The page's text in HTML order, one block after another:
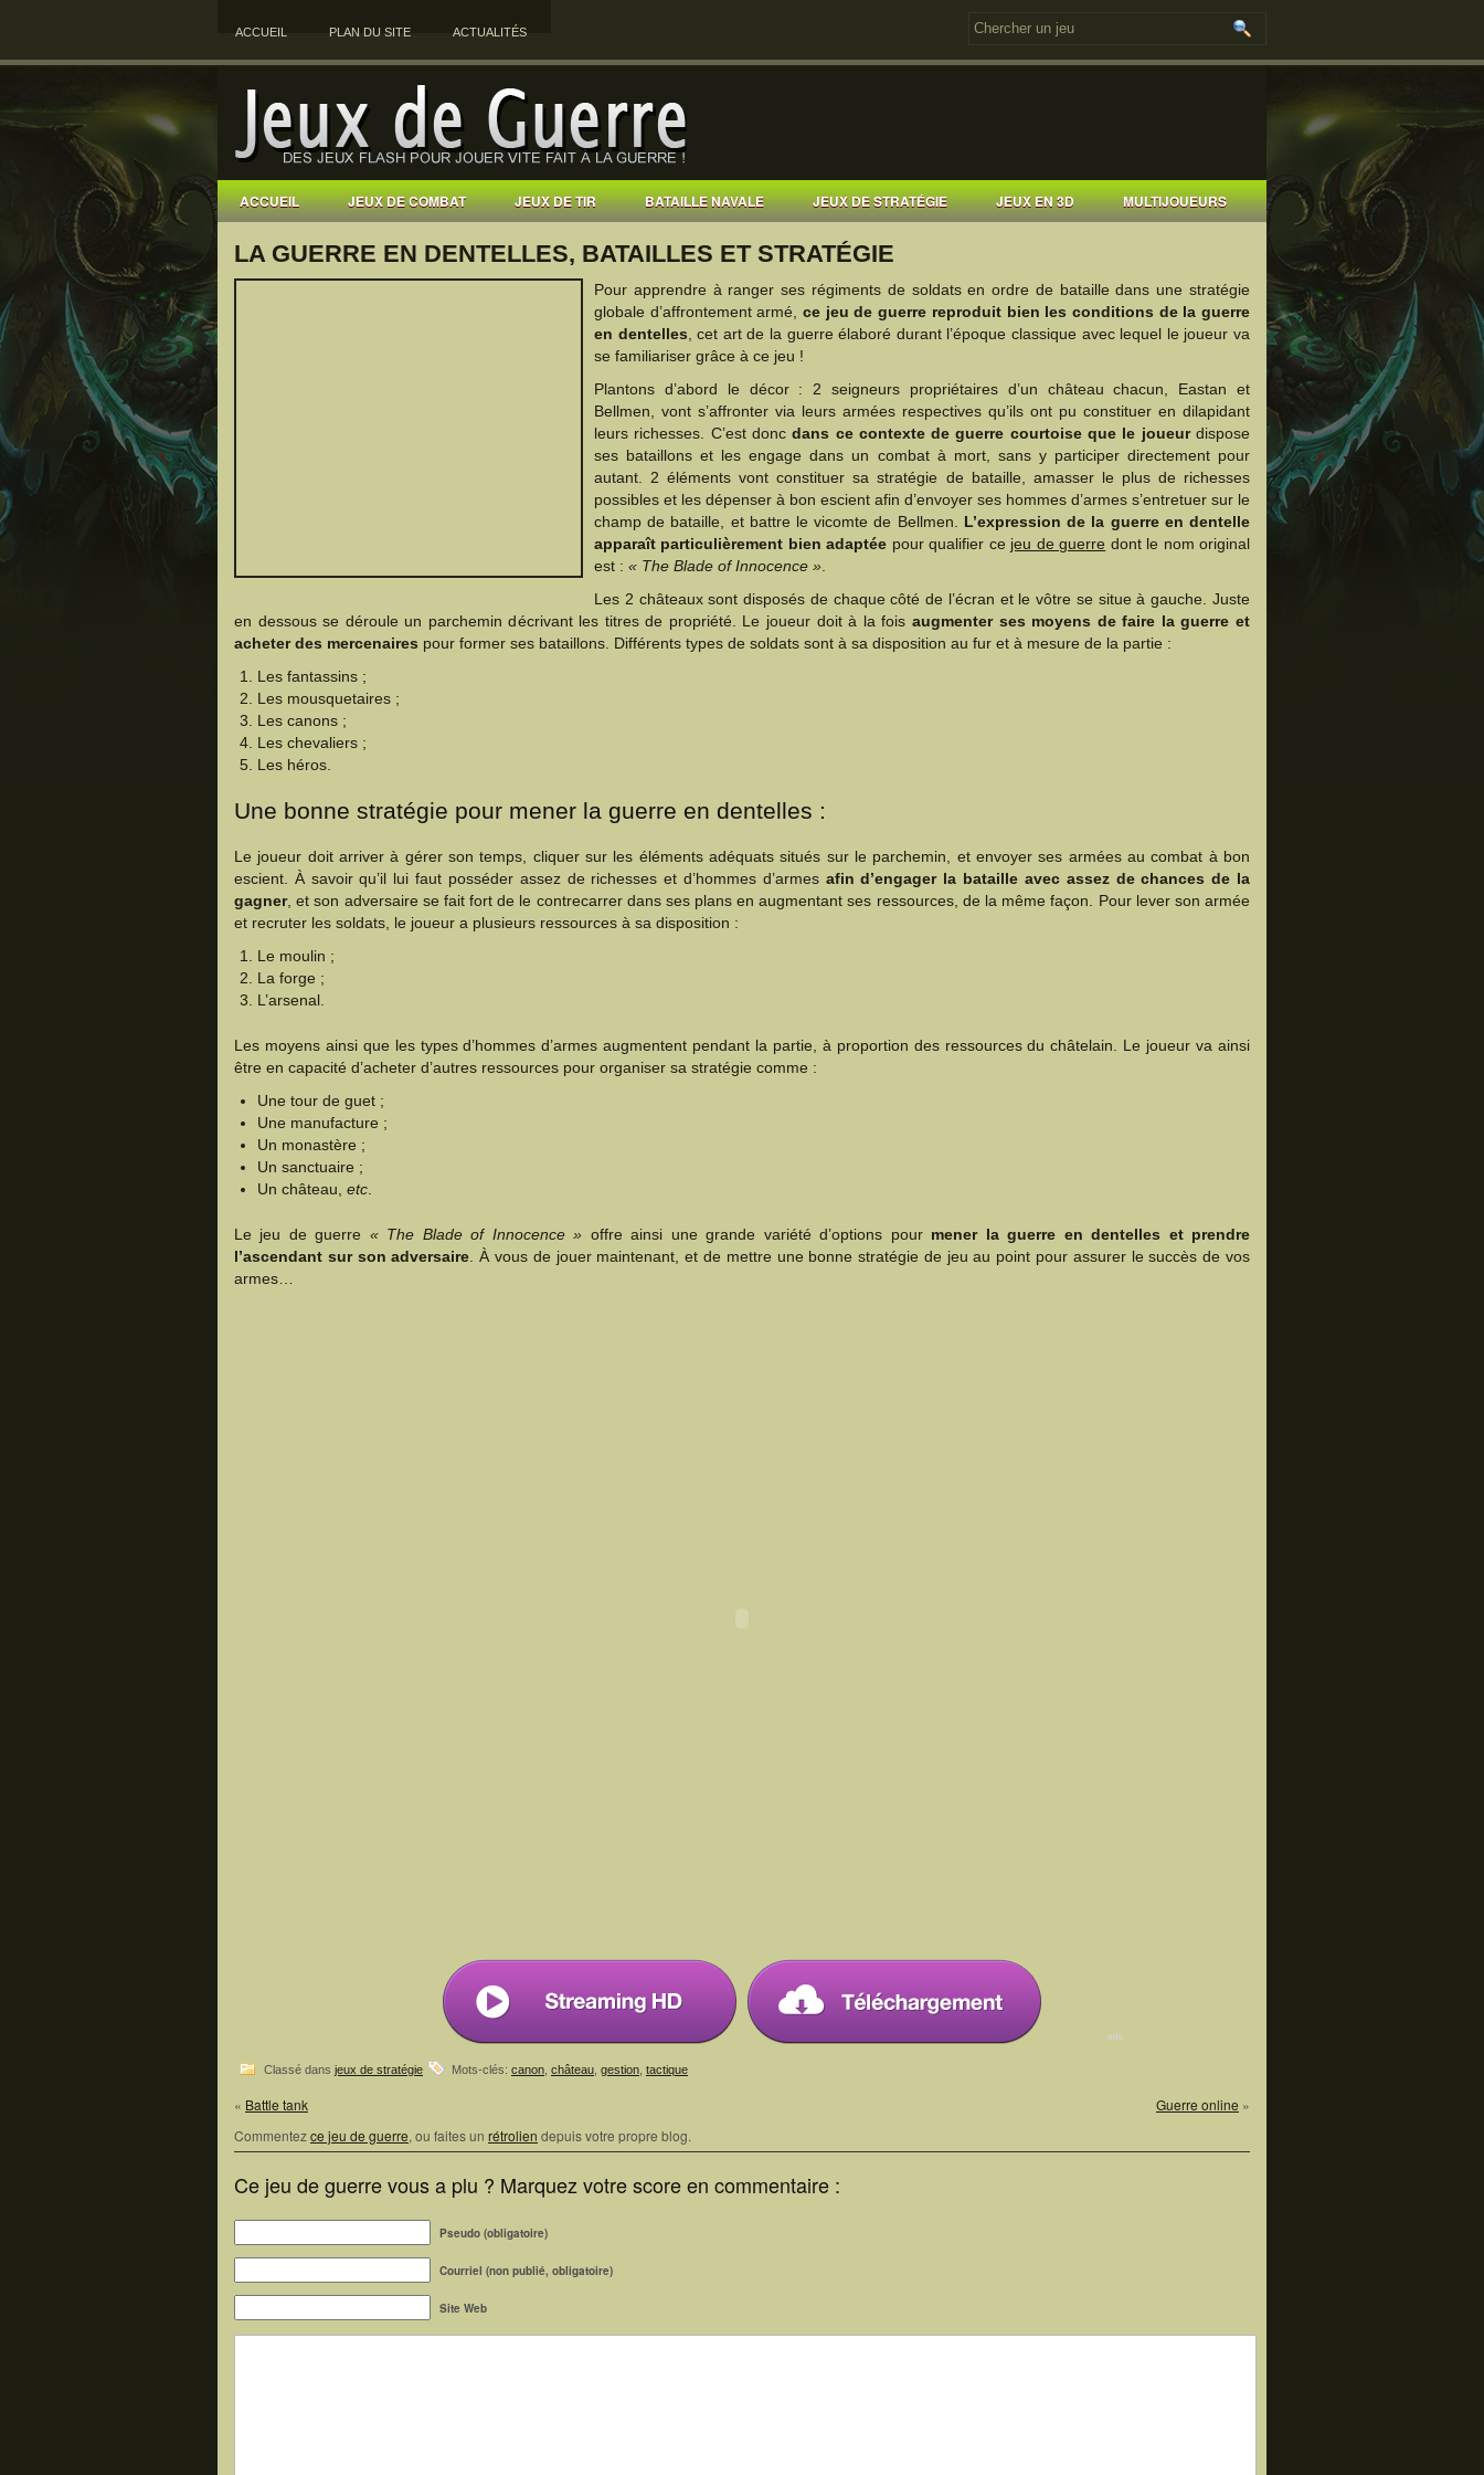
ACCUEIL PLAN DU SITE ACTUALITÉS
ACCUEIL JEUX DE COMBAT JEUX DE TIR BATAILLE NAVALE JEUX DE STRATÉGIE JEUX EN 3D MULTIJOUEURS
LA GUERRE EN DENTELLES, BATAILLES ET STRATÉGIE
Pour apprendre à ranger ses régiments de soldats en ordre de bataille dans une stratégie
globale d’affrontement armé,ce jeu de guerre reproduit bien les conditions de la guerre
en dentelles , cet art de la guerre élaboré durant l’époque classique avec lequel le joueur va
se familiariser grâce à ce jeu !
Plantons d’abord le décor : 2 seigneurs propriétaires d’un château chacun, Eastan et
Bellmen, vont s’affronter via leurs armées respectives qu’ils ont pu constituer en dilapidant
leurs richesses. C’est doncdans ce contexte de guerre courtoise que le joueurdispose
ses bataillons et les engage dans un combat à mort, sans y participer directement pour
autant. 2 éléments vont constituer sa stratégie de bataille, amasser le plus de richesses
possibles et les dépenser à bon escient afin d’envoyer ses hommes d’armes s’entretuer sur le
champ de bataille, et battre le vicomte de Bellmen. L’expression de la guerre en dentelle
apparaît particulièrement bien adaptée pour qualifier ce jeu de guerre dont le nom original
est : « The Blade of Innocence »
Les 2 châteaux sont disposés de chaque côté de l’écran et le vôtre se situe à gauche. Juste
en dessous se déroule un parchemin décrivant les titres de propriété. Le joueur doit à la fois augmenter ses moyens de faire la guerre et
acheter des mercenaires pour former ses bataillons. Différents types de soldats sont à sa disposition au fur et à mesure de la partie :
Les fantassins ;
Les mousquetaires ;
Les canons ;
Les chevaliers ;
Les héros.
Une bonne stratégie pour mener la guerre en dentelles :
Le joueur doit arriver à gérer son temps, cliquer sur les éléments adéquats situés sur le parchemin, et envoyer ses armées au combat à bon
escient. À savoir qu’il lui faut posséder assez de richesses et d’hommes d’armes afin d’engager la bataille avec assez de chances de la
gagner, et son adversaire se fait fort de le contrecarrer dans ses plans en augmentant ses ressources, de la même façon. Pour lever son armée
et recruter les soldats, le joueur a plusieurs ressources à sa disposition :
Le moulin ;
La forge ;
L’arsenal.
Les moyens ainsi que les types d’hommes d’armes augmentent pendant la partie, à proportion des ressources du châtelain. Le joueur va ainsi
être en capacité d’acheter d’autres ressources pour organiser sa stratégie comme :
Une tour de guet ;
Une manufacture ;
Un monastère ;
Un sanctuaire ;
Un château, etc
Le jeu de guerre « The Blade of Innocence » offre ainsi une grande variété d’options pour mener la guerre en dentelles et prendre
l’ascendant sur son adversaire . À vous de jouer maintenant, et de mettre une bonne stratégie de jeu au point pour assurer le succès de vos
armes…
Classé dans jeux de stratégie Mots-clés: canon château gestion tactique
« Battle tank Guerre online »
Commentezce jeu de guerre, ou faites un rétrolien depuis votre propre blog.
Ce jeu de guerre vous a plu ? Marquez votre score en commentaire :
Pseudo (obligatoire)
Courriel (non publié, obligatoire)
Site Web